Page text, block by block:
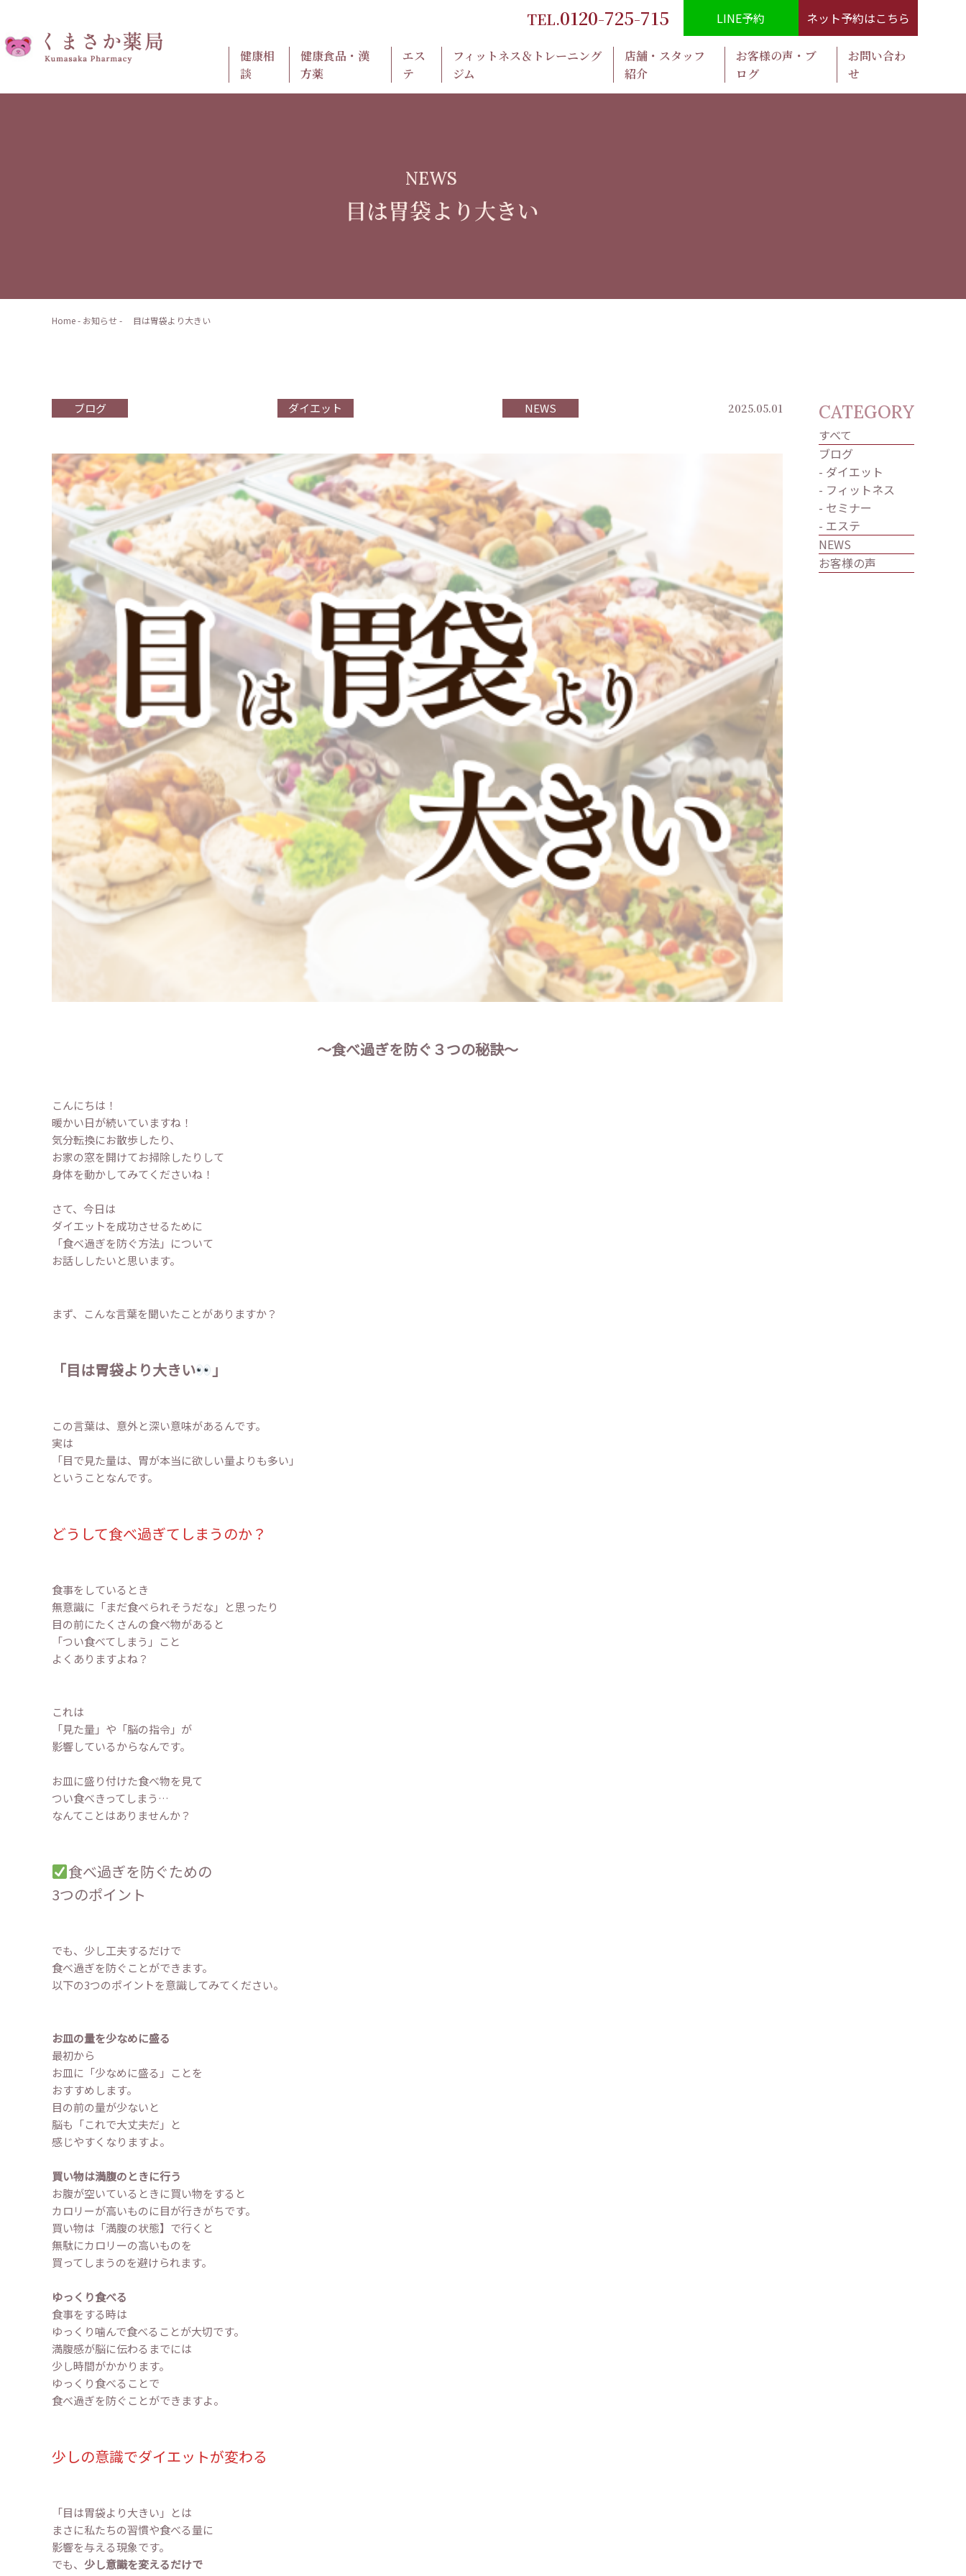
TEL.0120-725-715 LINE予約 ネット予約はこちら
健康相
談
健康食品・漢
方薬
エス
テ
フィットネス＆トレーニング
ジム
店舗・スタッフ
紹介
お客様の声・ブ
ログ
お問い合わ
せ​
NEWS
目は胃袋より大きい
Home- お知らせ- 目は胃袋より大きい
ブログ ダイエット NEWS 2025.05.01
～食べ過ぎを防ぐ３つの秘訣～
こんにちは！
暖かい日が続いていますね！
気分転換にお散歩したり、
お家の窓を開けてお掃除したりして
身体を動かしてみてくださいね！
さて、今日は
ダイエットを成功させるために
「食べ過ぎを防ぐ方法」について
お話ししたいと思います。
まず、こんな言葉を聞いたことがありますか？
「目は胃袋より大きい 」
この言葉は、意外と深い意味があるんです。
実は
「目で見た量は、胃が本当に欲しい量よりも多い」
ということなんです。
どうして食べ過ぎてしまうのか？
食事をしているとき
無意識に「まだ食べられそうだな」と思ったり
目の前にたくさんの食べ物があると
「つい食べてしまう」こと
よくありますよね？
これは
「見た量」や「脳の指令」が
影響しているからなんです。
お皿に盛り付けた食べ物を見て
つい食べきってしまう…
なんてことはありませんか？
食べ過ぎを防ぐための
3つのポイント
でも、少し工夫するだけで
食べ過ぎを防ぐことができます。
以下の3つのポイントを意識してみてください。
お皿の量を少なめに盛る
最初から
お皿に「少なめに盛る」ことを
おすすめします。
目の前の量が少ないと
脳も「これで大丈夫だ」と
感じやすくなりますよ。
買い物は満腹のときに行う
お腹が空いているときに買い物をすると
カロリーが高いものに目が行きがちです。
買い物は「満腹の状態】で行くと
無駄にカロリーの高いものを
買ってしまうのを避けられます。
ゆっくり食べる
食事をする時は
ゆっくり噛んで食べることが大切です。
満腹感が脳に伝わるまでには
少し時間がかかります。
ゆっくり食べることで
食べ過ぎを防ぐことができますよ。
少しの意識でダイエットが変わる
「目は胃袋より大きい」とは
まさに私たちの習慣や食べる量に
影響を与える現象です。
でも、 少し意識を変えるだけで
CATEGORY
すべて
ブログ
- ダイエット
- フィットネス
- セミナー
- エステ
NEWS
お客様の声